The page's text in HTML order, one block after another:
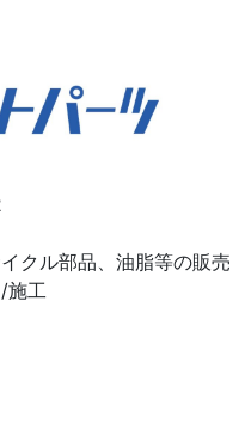
クル部品、油脂等の販売
施工